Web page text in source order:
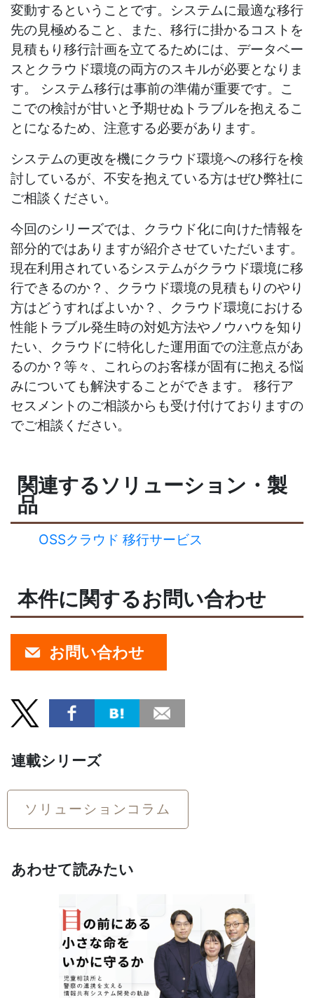
変動するということです。システムに最適な移行
先の見極めること、また、移行に掛かるコストを
見積もり移行計画を立てるためには、データベー
スとクラウド環境の両方のスキルが必要となりま
す。 システム移行は事前の準備が重要です。こ
こでの検討が甘いと予期せぬトラブルを抱えるこ
とになるため、注意する必要があります。
システムの更改を機にクラウド環境への移行を検
討しているが、不安を抱えている方はぜひ弊社に
ご相談ください。
今回のシリーズでは、クラウド化に向けた情報を
部分的ではありますが紹介させていただいます。
現在利用されているシステムがクラウド環境に移
行できるのか？、クラウド環境の見積もりのやり
方はどうすればよいか？、クラウド環境における
性能トラブル発生時の対処方法やノウハウを知り
たい、クラウドに特化した運用面での注意点があ
るのか？等々、これらのお客様が固有に抱える悩
みについても解決することができます。 移行ア
セスメントのご相談からも受け付けておりますの
でご相談ください。
関連するソリューション・製
品
OSSクラウド 移行サービス
本件に関するお問い合わせ
お問い合わせ
連載シリーズ
ソリューションコラム
あわせて読みたい